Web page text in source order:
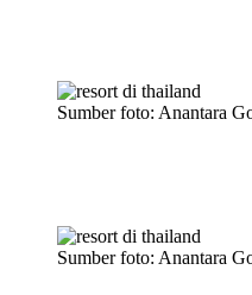
Sumber foto: Anantara
Sumber foto: Anantara